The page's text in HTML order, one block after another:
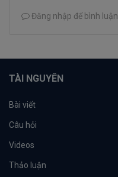
Đăng nhập để bình luận
TÀI NGUYÊN
Bài viết
Câu hỏi
Videos
Thảo luận